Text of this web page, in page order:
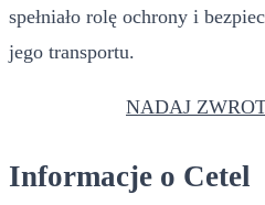
spełniało rolę ochrony i
jego transportu.
NADAJ
Informacje o Cetel